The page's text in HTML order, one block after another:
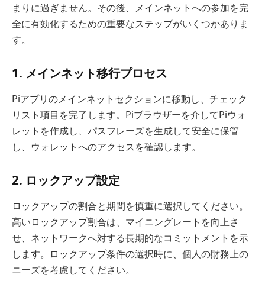
まりに過ぎません。その後、メインネットへの参加を完
全に有効化するための重要なステップがいくつかありま
す。
1. メインネット移行プロセス
Piアプリのメインネットセクションに移動し、チェック
リスト項目を完了します。Piブラウザーを介してPiウォ
レットを作成し、パスフレーズを生成して安全に保管
し、ウォレットへのアクセスを確認します。
2. ロックアップ設定
ロックアップの割合と期間を慎重に選択してください。
高いロックアップ割合は、マイニングレートを向上さ
せ、ネットワークへ対する長期的なコミットメントを示
します。ロックアップ条件の選択時に、個人の財務上の
ニーズを考慮してください。